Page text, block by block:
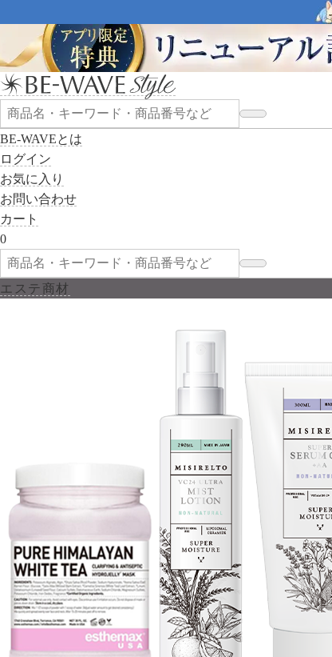
BE-WAVEとは
ログイン
お気に入り
お問い合わせ
カート
0
エステ商材